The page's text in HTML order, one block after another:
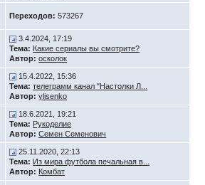
Переходов: 573267
3.4.2024, 17:19
Тема: Какие сериалы вы смотрите?
Автор: осколок
15.4.2022, 15:36
Тема: телеграмм канал "Настолки Л...
Автор: ylisenko
18.6.2021, 19:21
Тема: Рукоделие
Автор: Семен Семенович
25.11.2020, 22:13
Тема: Из мира футбола печальная в...
Автор: Комбат